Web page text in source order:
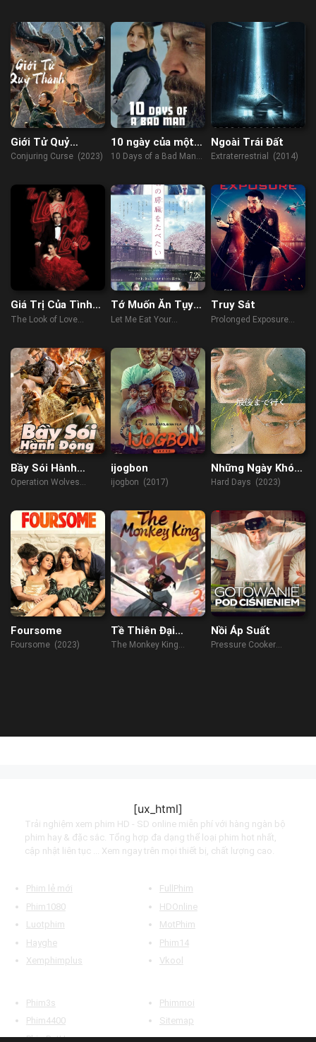
Giới Tử Quỷ
Thành
Conjuring Curse (2023)
10 ngày của một
kẻ xấu
10 Days of a Bad Man
Ngoài Trái Đất
Extraterrestrial (2014)
Giá Trị Của Tình
Yêu
The Look of Love
Tớ Muốn Ăn Tụy
Của Cậu
Let Me Eat Your
Truy Sát
Prolonged Exposure
Bầy Sói Hành
Động
Operation Wolves
ijogbon
ijogbon (2017)
Những Ngày Khó
Khăn
Hard Days (2023)
Foursome
Foursome (2023)
Tề Thiên Đại
Thánh
The Monkey King
Nồi Áp Suất
Pressure Cooker